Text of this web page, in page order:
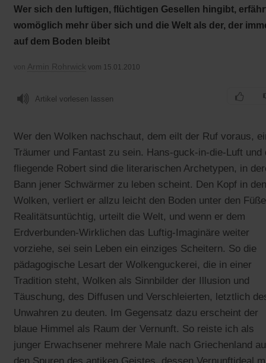
einem
neuen
Tab)
einem
neuen
Tab)
Gleichberechtigung
Künstliche Intelligenz(Öffnet
einem
Was gibt
Krieg und Frieden(Öffnet
einem
Tab)
Gott neu denken Krieg in der Ukraine
Flucht und Migration
Video-Podcast »Veranstaltungen«
Wer sich den luftigen, flüchtigen Gesellen hingibt,
womöglich mehr über sich und die Welt als der, der
auf dem Boden bleibt
von Armin Rohrwick vom 15.01.2010
Artikel vorlesen lassen
Wer den Wolken nachschaut, dem eilt der Ruf voraus,
Träumer und Fantast zu sein. Hans-guck-in-die-Luft und
fliegende Robert sind die literarischen Archetypen, in
Bann jener Schwärmer zu leben scheint. Den Kopf in den
Wolken, verliert er allzu leicht den Boden unter den
Realitätsuntüchtig, urteilt die Welt, und wenn er dem
Erdverbunden-Wirklichen das Luftig-Imaginäre weiter
vorziehe, sei sein Leben ein einziges Scheitern. So die
pädagogische Lesart der Wolkenguckerei, die in einer
Tradition steht, Wolken als Sinnbilder der Illusion und
Täuschung, des Diffusen und Verschleierten, letztlich
Unwahren zu deuten. Im Gegensatz dazu erscheint der
blaue Himmel als Raum der Vernunft. So reiste ich als
junger Erwachsener mehrere Male nach Griechenland